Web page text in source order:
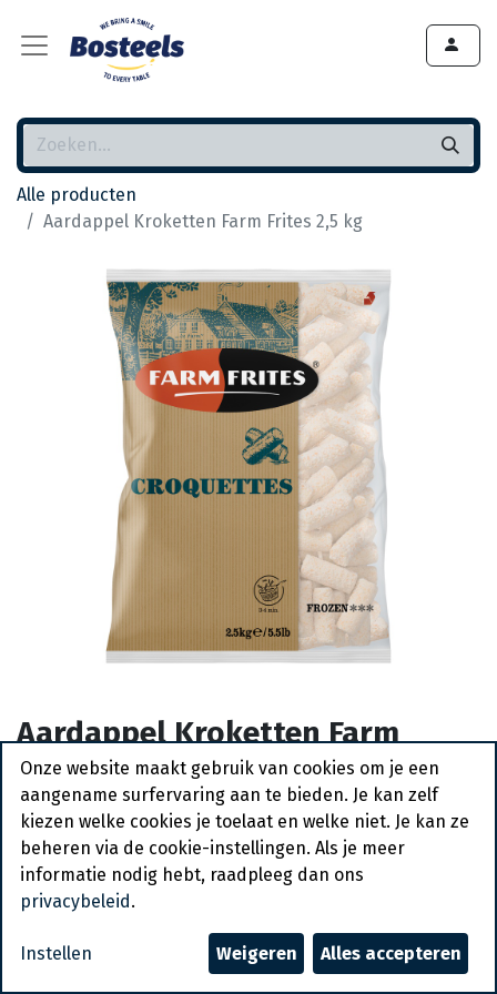
Alle producten
Aardappel Kroketten Farm Frites 2,5 kg
Aardappel Kroketten Farm
Frites 2,5 kg
Actief
Vraag een account aan
Algemene voorwaarden
30-dagen geld terug garantie
Verzending: 2-3 werkdagen
Onze website maakt gebruik van cookies om je een
aangename surfervaring aan te bieden. Je kan zelf
kiezen welke cookies je toelaat en welke niet. Je kan ze
beheren via de cookie-instellingen. Als je meer
informatie nodig hebt, raadpleeg dan ons
privacybeleid .
Instellen Weigeren Alles accepteren